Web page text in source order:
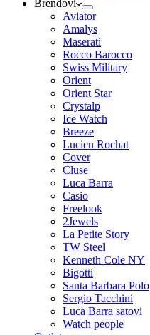
Brendovi
Aviator
Amalys
Maserati
Rocco Barocco
Swiss Military
Orient
Orient Star
Crystalp
Ice Watch
Breeze
Lucien Rochat
Cover
Cluse
Luca Barra
Casio
Freelook
2Jewels
La Petite Story
TW Steel
Kenneth Cole NY
Bigotti
Santa Barbara Polo
Sergio Tacchini
Luca Barra satovi
Watch people